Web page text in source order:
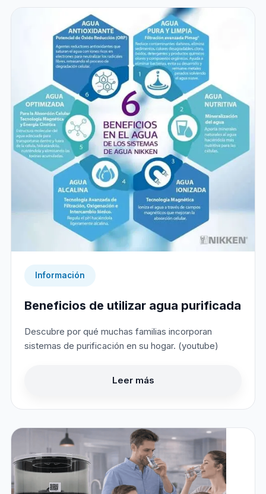
Información
Beneficios de utilizar agua purificada
Descubre por qué muchas familias incorporan
sistemas de purificación en su hogar. (youtube)
Leer más